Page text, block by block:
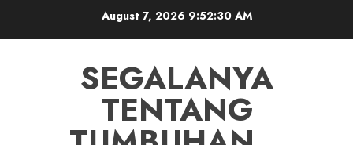
August 7, 2026 9:52:31 AM
SEGALANYA
TENTANG